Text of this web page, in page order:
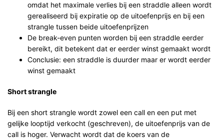
omdat het maximale verlies bij een straddle alleen wordt
gerealiseerd bij expiratie op de uitoefenprijs en bij een
strangle tussen beide uitoefenprijzen
De break-even punten worden bij een straddle eerder
bereikt, dit betekent dat er eerder winst gemaakt wordt
Conclusie: een straddle is duurder maar er wordt eerder
winst gemaakt
Short strangle
Bij een short strangle wordt zowel een call en een put met
gelijke looptijd verkocht (geschreven), de uitoefenprijs van de
call is hoger. Verwacht wordt dat de koers van de